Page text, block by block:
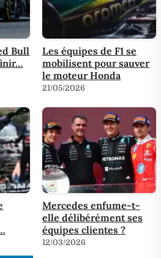
Bull
Les équipes de F1 se
mobilisent pour sauver
le moteur Honda
21/05/2026
Mercedes enfume-t-
elle délibérément ses
équipes clientes ?
12/03/2026